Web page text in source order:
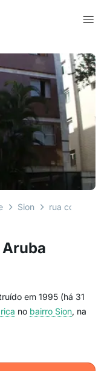
em 1995 (há 31
no bairro Sion, na
Sion rua costa rica